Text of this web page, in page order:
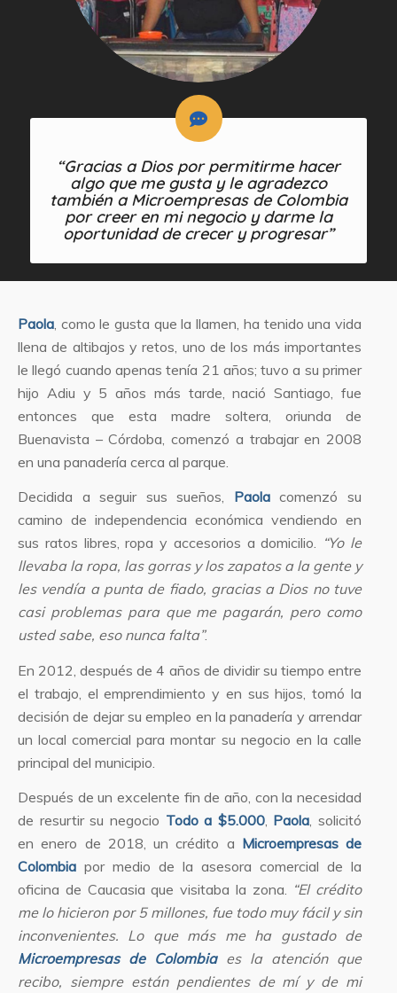
“Gracias a Dios por permitirme hacer
algo que me gusta y le agradezco
también a Microempresas de Colombia
por creer en mi negocio y darme la
oportunidad de crecer y progresar”
Paola , como le gusta que la llamen, ha tenido una vida
llena de altibajos y retos, uno de los más importantes
le llegó cuando apenas tenía 21 años; tuvo a su primer
hijo Adiu y 5 años más tarde, nació Santiago, fue
entonces que esta madre soltera, oriunda de
Buenavista – Córdoba, comenzó a trabajar en 2008
en una panadería cerca al parque.
Decidida a seguir sus sueños, Paolacomenzó su
camino de independencia económica vendiendo en
sus ratos libres, ropa y accesorios a domicilio. “Yo le
llevaba la ropa, las gorras y los zapatos a la gente y
les vendía a punta de fiado, gracias a Dios no tuve
casi problemas para que me pagarán, pero como
usted sabe, eso nunca falta”.
En 2012, después de 4 años de dividir su tiempo entre
el trabajo, el emprendimiento y en sus hijos, tomó la
decisión de dejar su empleo en la panadería y arrendar
un local comercial para montar su negocio en la calle
principal del municipio.
Después de un excelente fin de año, con la necesidad
de resurtir su negocio Todo a $5.000, Paola, solicitó
en enero de 2018, un crédito a Microempresas de
Colombia por medio de la asesora comercial de la
oficina de Caucasia que visitaba la zona. “El crédito
me lo hicieron por 5 millones, fue todo muy fácil y sin
inconvenientes. Lo que más me ha gustado de
Microempresas de Colombiaes la atención que
recibo, siempre están pendientes de mí y de mi